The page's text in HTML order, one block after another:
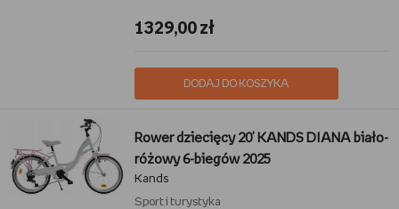
1329,00 zł
DODAJ DO KOSZYKA
Rower dziecięcy 20' KANDS DIANA biało-
różowy 6-biegów 2025
Kands
Sport i turystyka